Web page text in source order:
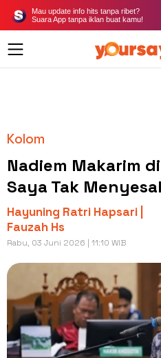
Mau update info hits tanpa ribet?
Suara App tanpa iklan buat kamu!
Kolom
Nadiem Makarim
Saya Tak
Hayuning Ratri Hapsari |
Fauzah Hs
Rabu, 03 Juni 2026 | 11:10 WIB